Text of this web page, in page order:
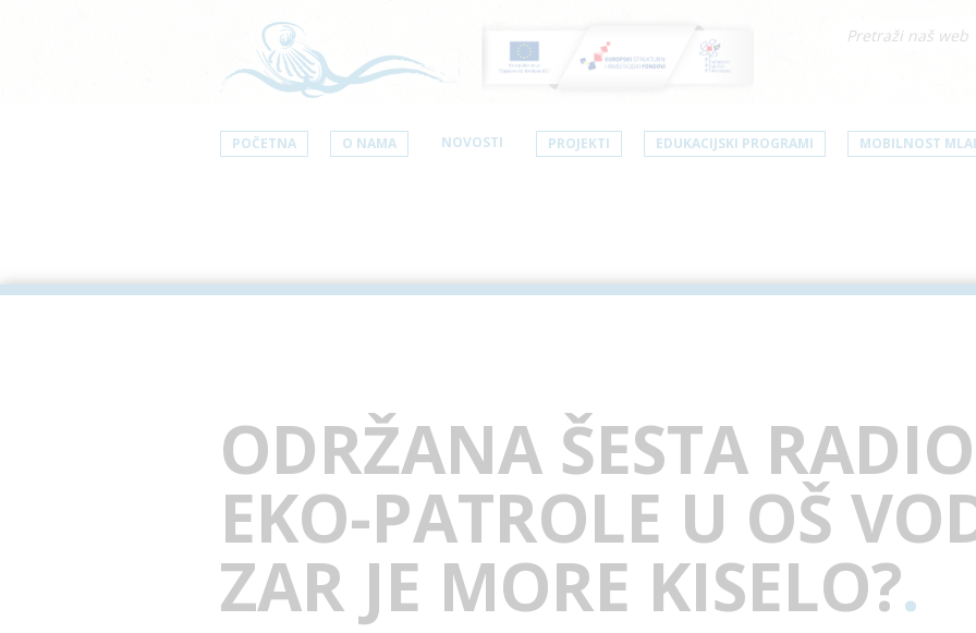
POČETNA O NAMA NOVOSTI PROJEKTI EDUKACIJSKI PROGRAMI MOBILNOST
ODRŽANA ŠESTA
EKO-PATROLE U OŠ
ZAR JE MORE KISELO?.